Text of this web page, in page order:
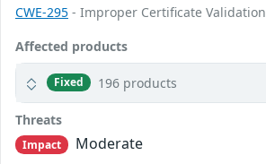
CWE-295 - Improper Certificate Validation
Affected products
Fixed 196 products
Threats
Impact
Moderate